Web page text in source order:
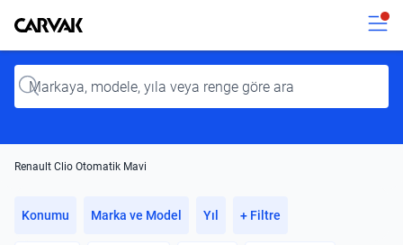
Kavak
Input
Renault Clio Otomatik Mavi
Konumu Marka ve Model Yıl + Filtre